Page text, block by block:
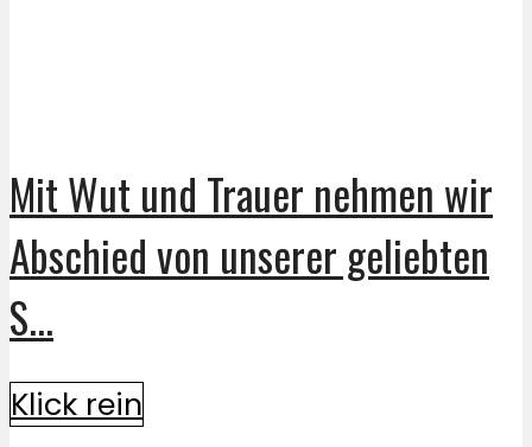
Mit Wut und Trauer nehmen wir
Abschied von unserer geliebten
S...
Klick rein